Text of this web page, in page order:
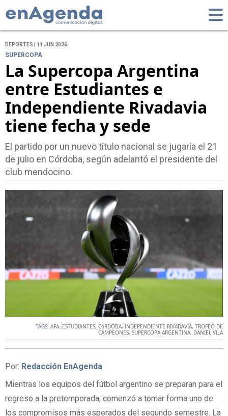
DEPORTES | 11 JUN 2026
SUPERCOPA
La Supercopa Argentina
entre Estudiantes e
Independiente Rivadavia
tiene fecha y sede
El partido por un nuevo título nacional se jugaría el 21
de julio en Córdoba, según adelantó el presidente del
club mendocino.
TAGS: AFA, ESTUDIANTES, CóRDOBA, INDEPENDIENTE RIVADAVIA, TROFEO DE
CAMPEONES, SUPERCOPA ARGENTINA, DANIEL VILA
Por: Redacción EnAgenda
Mientras los equipos del fútbol argentino se preparan para el
regreso a la pretemporada, comenzó a tomar forma uno de
los compromisos más esperados del segundo semestre. La